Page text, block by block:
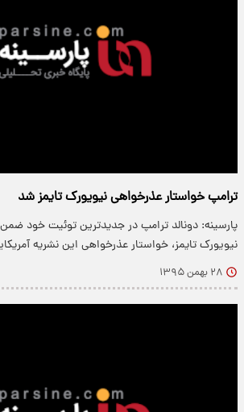
ترامپ خواستار عذرخواهی نیویورک تایمز شد
پارسینه: دونالد ترامپ در جدیدترین توئیت خود
نیویورک تایمز، خواستار عذرخواهی این نشریه
۲۸ بهمن ۱۳۹۵